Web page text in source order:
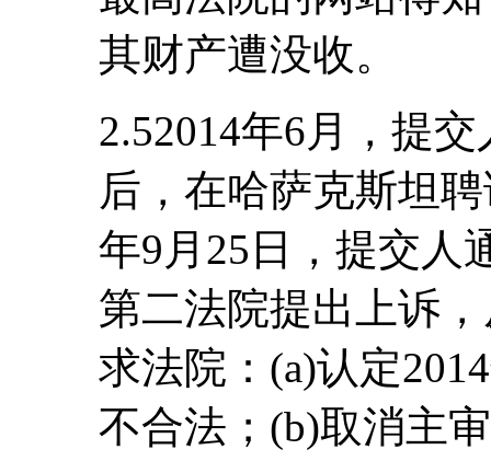
其财产遭没收。
2.52014年6月，提
后，在哈萨克斯坦
年9月25日，提交人
第二法院提出上诉
求法院：(a)认定
不合法；(b)取消主